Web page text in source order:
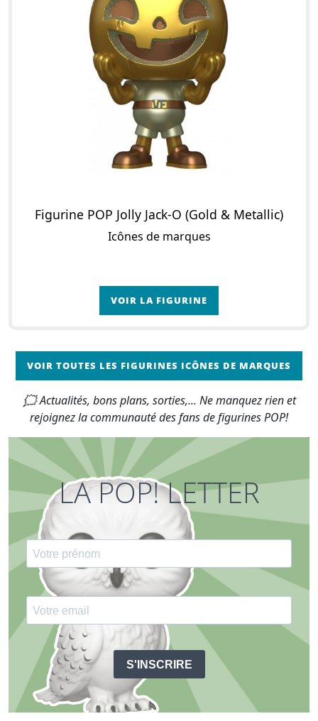
Figurine POP Jolly Jack-O (Gold & Metallic)
Icônes de marques
VOIR LA FIGURINE
VOIR TOUTES LES FIGURINES ICÔNES DE MARQUES
🗯 Actualités, bons plans, sorties,... Ne manquez rien et
rejoignez la communauté des fans de figurines POP!
LA POP! LETTER
S'INSCRIRE